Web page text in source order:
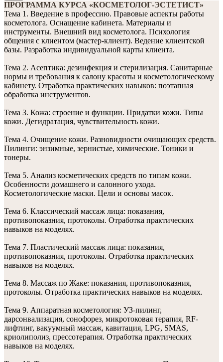
ПРОГРАММА КУРСА «КОСМЕТОЛОГ-ЭСТЕТИСТ»
Тема 1. Введение в профессию. Правовые аспекты работы
косметолога. Оснащение кабинета. Материалы и
инструменты. Внешний вид косметолога. Психология
общения с клиентом (мастер-клиент). Ведение клиентской
базы. Разработка индивидуальной карты клиента.
Тема 2. Асептика: дезинфекция и стерилизация. Санитарные
нормы и требования к салону красоты и косметологическому
кабинету. Отработка практических навыков: поэтапная
обработка инструментов.
Тема 3. Кожа: строение и функции. Придатки кожи. Типы
кожи. Дегидратация, чувствительность кожи.
Тема 4. Очищение кожи. Разновидности очищающих средств.
Пилинги: энзимные, зернистые, химические. Тоники и
тонеры.
Тема 5. Анализ косметических средств по типам кожи.
Особенности домашнего и салонного ухода.
Косметологические маски. Цели и основы масок.
Тема 6. Классический массаж лица: показания,
противопоказния, протоколы. Отработка практических
навыков на моделях.
Тема 7. Пластический массаж лица: показания,
противопоказния, протоколы. Отработка практических
навыков на моделях.
Тема 8. Массаж по Жаке: показания, противопоказния,
протоколы. Отработка практических навыков на моделях.
Тема 9. Аппаратная косметология: УЗ-пилинг,
дарсонвализация, сонофорез, микротоковая терапия, RF-
лифтинг, вакуумный массаж, кавитация, LPG, SMAS,
криолиполиз, прессотерапия. Отработка практических
навыков на моделях.